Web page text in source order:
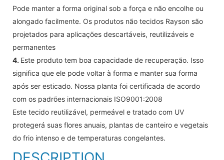
Pode manter a forma original sob a força e não encolhe ou
alongado facilmente. Os produtos não tecidos Rayson são
projetados para aplicações descartáveis, reutilizáveis ​​e
permanentes
4. Este produto tem boa capacidade de recuperação. Isso
significa que ele pode voltar à forma e manter sua forma
após ser esticado. Nossa planta foi certificada de acordo
com os padrões internacionais ISO9001:2008
Este tecido reutilizável, permeável e tratado com UV
protegerá suas flores anuais, plantas de canteiro e vegetais
do frio intenso e de temperaturas congelantes.